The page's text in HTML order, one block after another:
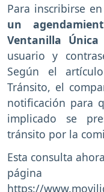
Para inscribirse
un
Ventanilla Única
usuario y
Según el
Tránsito, el
notificación para
implicado se
tránsito por la
Esta consulta
página
https://